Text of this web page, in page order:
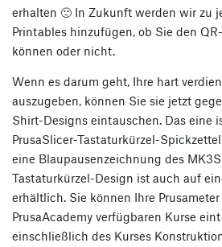
erhalten 🙂 In Zukunft werden wir zu
Printables hinzufügen, ob Sie den
können oder nicht.
Wenn es darum geht, Ihre hart
auszugeben, können Sie sie jetzt
Shirt-Designs eintauschen. Das eine
PrusaSlicer-Tastaturkürzel-
eine Blaupausenzeichnung des
Tastaturkürzel-Design ist auch auf
erhältlich. Sie können Ihre
PrusaAcademy verfügbaren Kurse
einschließlich des Kurses